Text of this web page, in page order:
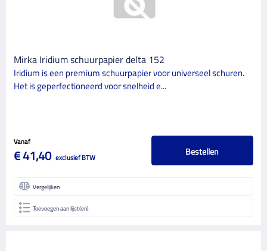
Mirka Iridium schuurpapier delta 152
Iridium is een premium schuurpapier voor universeel schuren.
Het is geperfectioneerd voor snelheid e...
Vanaf
€ 41,40 exclusief BTW Bestellen
Vergelijken
Toevoegen aan lijst(en)